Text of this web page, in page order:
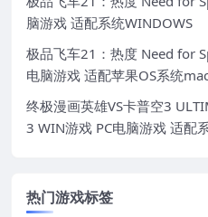
脑游戏 适配系统WINDOWS
极品飞车21：热度 Need for
电脑游戏 适配苹果OS系统
终极漫画英雄VS卡普空3
3 WIN游戏 PC电脑游戏 适配
热门游戏标签